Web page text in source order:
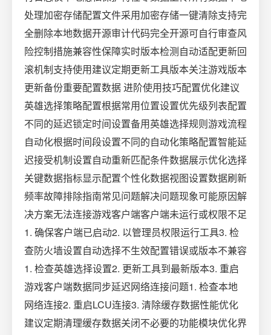
处理加密存储配置文件采用加密存储一键清除支持完
全删除本地数据开源审计代码完全开源可自行审查风
险控制措施兼容性保障实时版本检测自动适配更新回
滚机制支持使用建议定期更新工具版本关注游戏版本
更新备份重要配置数据 进阶使用技巧配置优化建议
英雄选择策略配置根据常用位置设置优先级列表配置
不同的延迟锁定时间设置备用英雄选择规则游戏流程
自动化根据时间段设置不同的自动化策略配置智能延
迟接受机制设置自动重新匹配条件数据展示优化选择
关键数据指标显示配置个性化数据视图设置数据刷新
频率故障排除指南常见问题解决问题现象可能原因解
决方案无法连接游戏客户端客户端未运行或权限不足
1. 确保客户端已启动2. 以管理员权限运行工具3. 检
查防火墙设置自动选择不生效配置错误或版本不兼容
1. 检查英雄选择设置2. 更新工具到最新版本3. 重启
游戏客户端数据同步延迟网络连接问题1. 检查本地
网络连接2. 重启LCU连接3. 清除缓存数据性能优化
建议定期清理缓存数据关闭不必要的功能模块优化界